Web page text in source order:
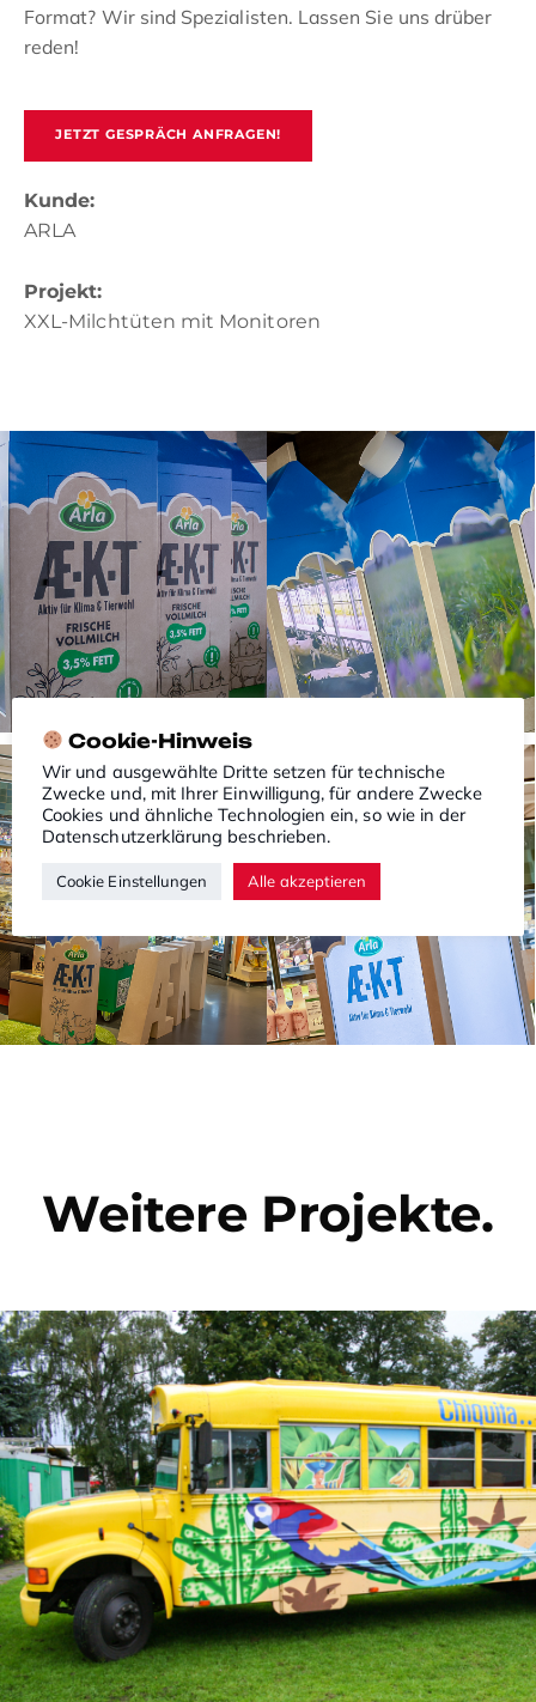
Format? Wir sind Spezialisten. Lassen Sie uns drüber
reden!
JETZT GESPRÄCH ANFRAGEN!
Kunde:
ARLA
Projekt:
XXL-Milchtüten mit Monitoren
Weitere Projekte.
PROMO EQUIPMENT
Cookie-Hinweis
Wir und ausgewählte Dritte setzen für technische
Zwecke und, mit Ihrer Einwilligung, für andere Zwecke
Cookies und ähnliche Technologien ein, so wie in der
Datenschutzerklärung beschrieben.
Cookie Einstellungen Alle akzeptieren